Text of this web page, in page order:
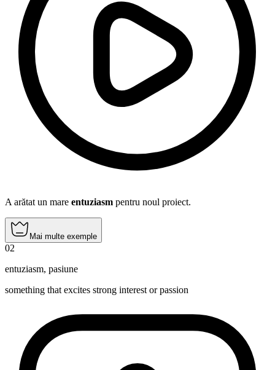
A arătat un mare entuziasm pentru noul proiect.
Mai multe exemple
02
entuziasm, pasiune
something that excites strong interest or passion